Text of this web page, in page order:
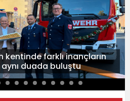
kentinde farklı inançların
duada buluştu